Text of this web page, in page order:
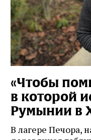
«Чтобы
в которой
Румынии в
В лагере Печора,